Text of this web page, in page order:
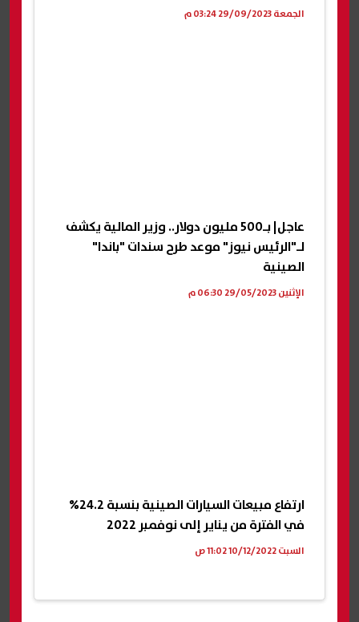
الجمعة 29/09/2023 03:24 م
عاجل| بـ500 مليون دولار.. وزير المالية يكشف
لـ"الرئيس نيوز" موعد طرح سندات "باندا"
الصينية
الإثنين 29/05/2023 06:30 م
ارتفاع مبيعات السيارات الصينية بنسبة 24.2%
في الفترة من يناير إلى نوفمبر 2022
السبت 10/12/2022 11:02 ص